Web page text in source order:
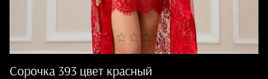
Сорочка 393 цвет красный